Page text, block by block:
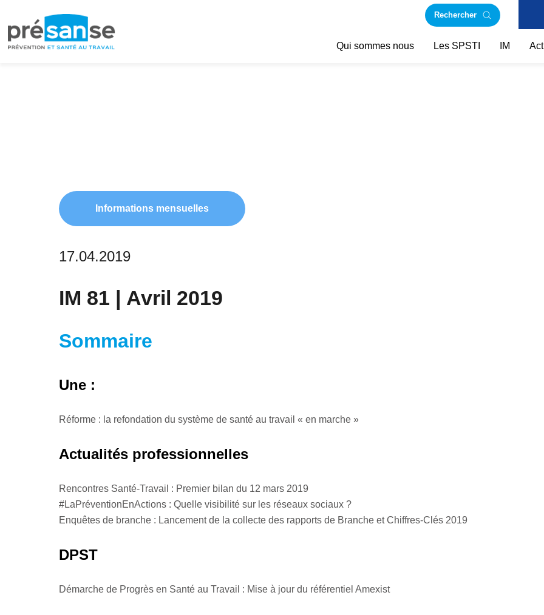
la
au
contenu
Rechercher
Qui sommes nous Les SPSTI IM
Informations mensuelles
17.04.2019
IM 81 | Avril 2019
Sommaire
Une :
Réforme : la refondation du système de santé au travail « en marche »
Actualités professionnelles
Rencontres Santé-Travail : Premier bilan du 12 mars 2019
#LaPréventionEnActions : Quelle visibilité sur les réseaux sociaux ?
Enquêtes de branche : Lancement de la collecte des rapports de Branche et Chiffres-Clés 2019
DPST
Démarche de Progrès en Santé au Travail : Mise à jour du référentiel Amexist